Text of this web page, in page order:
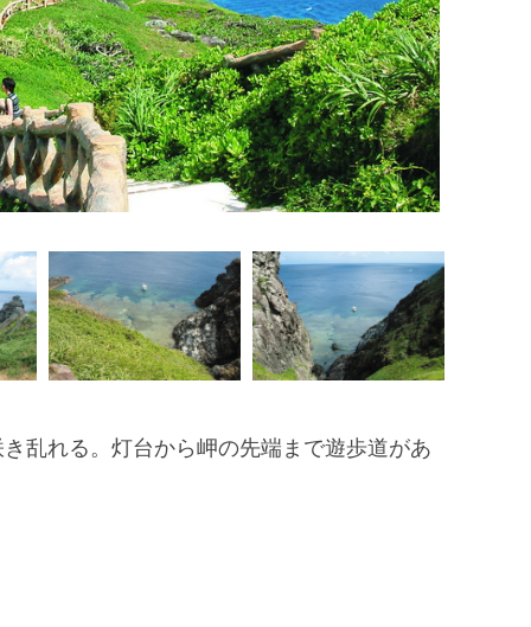
乱れる。灯台から岬の先端まで遊歩道があ